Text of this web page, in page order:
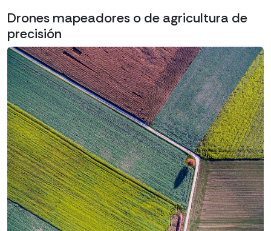
Drones mapeadores o de agricultura de
precisión